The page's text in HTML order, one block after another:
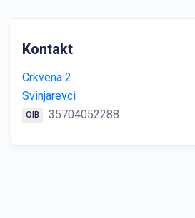
Kontakt
Crkvena 2
Svinjarevci
OIB 35704052288